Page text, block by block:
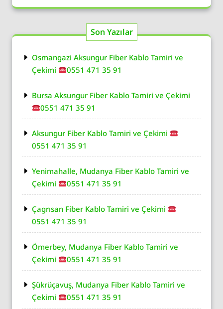
Son Yazılar
Osmangazi Aksungur Fiber Kablo Tamiri ve
Çekimi
0551 471 35 91
Bursa Aksungur Fiber Kablo Tamiri ve Çekimi
0551 471 35 91
Aksungur Fiber Kablo Tamiri ve Çekimi
0551 471 35 91
Yenimahalle, Mudanya Fiber Kablo Tamiri ve
Çekimi
0551 471 35 91
Çagrısan Fiber Kablo Tamiri ve Çekimi
0551 471 35 91
Ömerbey, Mudanya Fiber Kablo Tamiri ve
Çekimi
0551 471 35 91
Şükrüçavuş, Mudanya Fiber Kablo Tamiri ve
Çekimi
0551 471 35 91